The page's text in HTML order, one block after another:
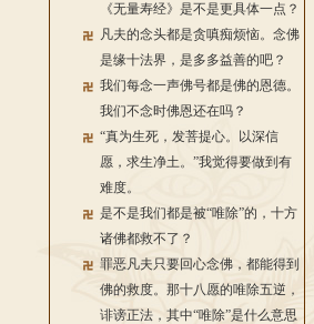
《无量寿经》是不是更具体一点？
凡夫的念头都是贪嗔痴烦恼。念佛
是缘十法界，是多多益善的吧？
我们每念一声佛号都是佛的恩德。
我们不念时佛恩还在吗？
“真为生死，发菩提心。以深信
愿，求生净土。”我觉得要做到有
难度。
是不是我们都是被“唯除”的，十方
诸佛都救不了？
罪恶凡夫只要回心念佛，都能得到
佛的救度。那十八愿的唯除五逆，
诽谤正法，其中“唯除”是什么意思